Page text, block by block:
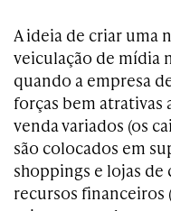
A ideia de criar uma
veiculação de mídia
quando a empresa
forças bem atrativas
venda variados (os
são colocados em
shoppings e lojas de
recursos financeiros